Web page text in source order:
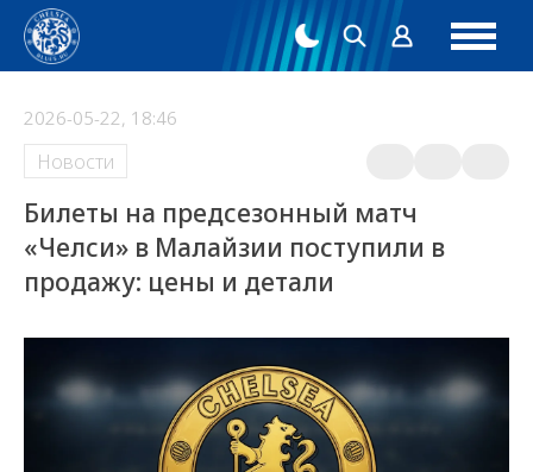
2026-05-22, 18:46
Новости
Билеты на предсезонный матч
«Челси» в Малайзии поступили в
продажу: цены и детали